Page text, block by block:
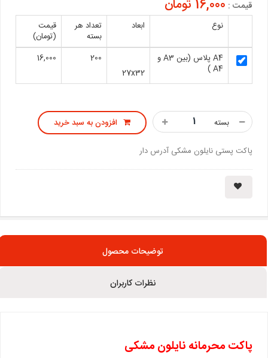
قیمت : 16,000 تومان
نوع ابعاد
تعداد هر
بسته
قیمت
(تومان)
A4 پلاس (بین A3 و
A4 )
27x32
200
16,000
بسته افزودن به سبد خرید
پاکت پستی نایلون مشکی آدرس دار
توضیحات محصول
نظرات کاربران
پاکت محرمانه نایلون مشکی